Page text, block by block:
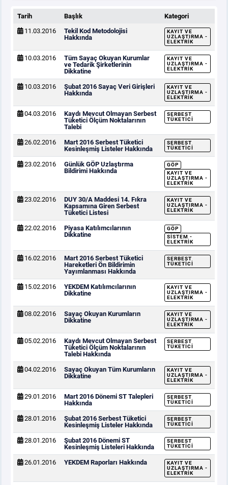
Tarih Başlık
Kategori
11.03.2016
Tekil Kod Metodolojisi
Hakkında
KAYIT VE
UZLAŞTIRMA -
ELEKTRIK
10.03.2016
Tüm Sayaç Okuyan Kurumlar
ve Tedarik Şirketlerinin
Dikkatine
KAYIT VE
UZLAŞTIRMA -
ELEKTRIK
10.03.2016
Şubat 2016 Sayaç Veri Girişleri
Hakkında
KAYIT VE
UZLAŞTIRMA -
ELEKTRIK
04.03.2016
Kaydı Mevcut Olmayan Serbest
Tüketici Ölçüm Noktalarının
Talebi
SERBEST
TÜKETICI
26.02.2016
Mart 2016 Serbest Tüketici
Kesinleşmiş Listeler Hakkında
SERBEST
TÜKETICI
23.02.2016
Günlük GÖP Uzlaştırma
Bildirimi Hakkında
GÖP
KAYIT VE
UZLAŞTIRMA -
ELEKTRIK
23.02.2016
DUY 30/A Maddesi 14. Fıkra
Kapsamına Giren Serbest
Tüketici Listesi
KAYIT VE
UZLAŞTIRMA -
ELEKTRIK
22.02.2016
Piyasa Katılımcılarının
Dikkatine
GÖP
SISTEM -
ELEKTRIK
16.02.2016
Mart 2016 Serbest Tüketici
Hareketleri Ön Bildirimin
Yayımlanması Hakkında
SERBEST
TÜKETICI
15.02.2016
YEKDEM Katılımcılarının
Dikkatine
KAYIT VE
UZLAŞTIRMA -
ELEKTRIK
08.02.2016
Sayaç Okuyan Kurumların
Dikkatine
KAYIT VE
UZLAŞTIRMA -
ELEKTRIK
05.02.2016
Kaydı Mevcut Olmayan Serbest
Tüketici Ölçüm Noktalarının
Talebi Hakkında
SERBEST
TÜKETICI
04.02.2016
Sayaç Okuyan Tüm Kurumların
Dikkatine
KAYIT VE
UZLAŞTIRMA -
ELEKTRIK
29.01.2016
Mart 2016 Dönemi ST Talepleri
Hakkında
SERBEST
TÜKETICI
28.01.2016
Şubat 2016 Serbest Tüketici
Kesinleşmiş Listeler Hakkında
SERBEST
TÜKETICI
28.01.2016
Şubat 2016 Dönemi ST
Kesinleşmiş Listeleri Hakkında
SERBEST
TÜKETICI
26.01.2016 YEKDEM Raporları Hakkında
KAYIT VE
UZLAŞTIRMA -
ELEKTRIK